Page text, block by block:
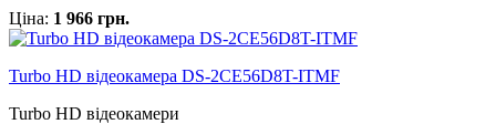
Ціна: 1 966 грн.
Turbo HD відеокамера DS-2CE56D8T-ITMF
Turbo HD відеокамери